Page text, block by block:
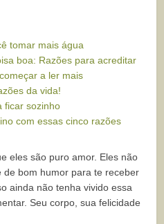
tomar mais água
boa: Razões para acreditar
a ler mais
da vida!
ficar sozinho
com essas cinco razões
eles são puro amor. Eles não
bom humor para te receber
ainda não tenha vivido essa
Seu corpo, sua felicidade